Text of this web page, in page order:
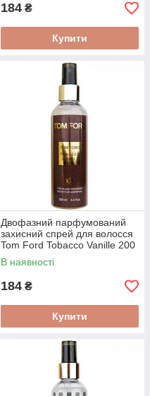
184 ₴
Купити
Двофазний парфумований
захисний спрей для волосся
Tom Ford Tobacco Vanille 200
мл
В наявності
184 ₴
Купити